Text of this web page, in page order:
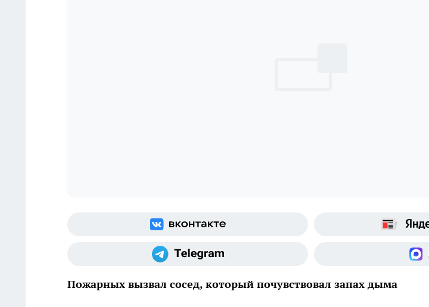
Пожарных вызвал сосед, который почувствовал запах дыма